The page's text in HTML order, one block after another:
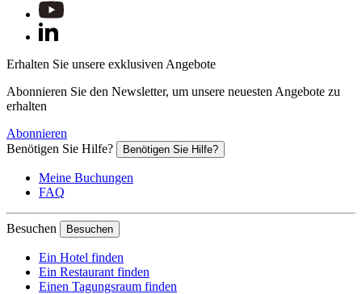
Erhalten Sie unsere exklusiven Angebote
Abonnieren Sie den Newsletter, um unsere neuesten Angebote zu
erhalten
Abonnieren
Benötigen Sie Hilfe?
Benötigen Sie Hilfe?
Meine Buchungen
FAQ
Besuchen Besuchen
Ein Hotel finden
Ein Restaurant finden
Einen Tagungsraum finden